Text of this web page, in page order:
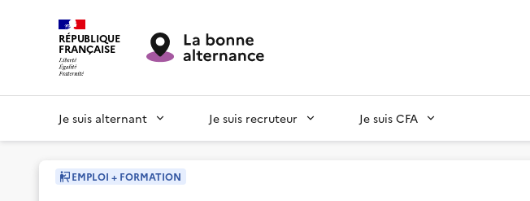
RÉPUBLIQUE
FRANÇAISE
Je suis alternant Je suis recruteur Je suis CFA
EMPLOI + FORMATION